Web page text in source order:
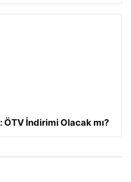
ÖTV İndirimi Olacak mı?